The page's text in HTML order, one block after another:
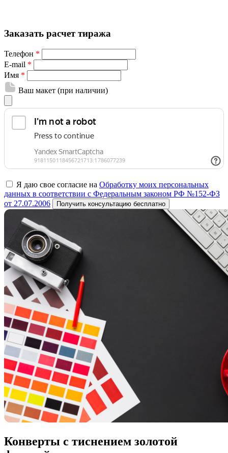
Заказать расчет тиража
Телефон *
E-mail *
Имя *
Ваш макет (при наличии)
Я даю свое согласие на Обработку моих персональных
данных в соответствии с Федеральным законом РФ №152-ФЗ
от 27.07.2006
Получить консультацию бесплатно
Конверты с тиснением золотой